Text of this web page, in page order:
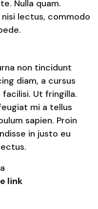
Nulla quam.
lectus, commodo
non tincidunt
diam, a cursus
Ut fringilla.
mi a tellus
sapien. Proin
in justo eu
link